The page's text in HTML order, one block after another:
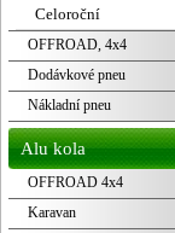
Celoroční
OFFROAD, 4x4
Dodávkové pneu
Nákladní pneu
Alu kola
OFFROAD 4x4
Karavan